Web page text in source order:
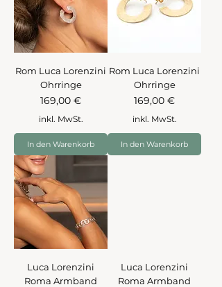
Rom Luca Lorenzini
Ohrringe
Preis
169,00 €
inkl. MwSt.
In den Warenkorb
Rom Luca Lorenzini
Ohrringe
Preis
169,00 €
inkl. MwSt.
In den Warenkorb
Luca Lorenzini
Roma Armband
Luca Lorenzini
Roma Armband